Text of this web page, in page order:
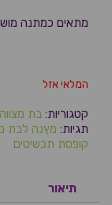
מתאים כמתנה
המלאי אזל
קטגוריות: בת מצווה
תגיות: מץנה לבת
קופסת תכשיטים
תיאור